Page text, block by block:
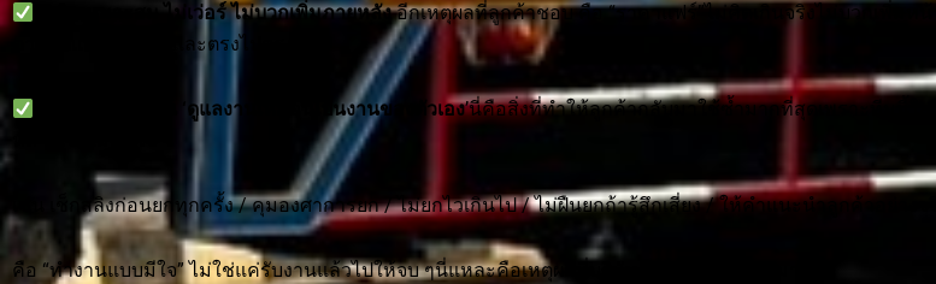
ราคาเหมาะสม ไม่เว่อร์ ไม่บวกเพิ่มภายหลังอีกเหตุผลที่ลูกค้าชอบ คือ “ราคาแฟร์”ไม่คิดเกินจริงไม่บวกเพิ่มห
ตามรูปแบบงานจริงและตรงไปตรงมา
เพราะพิชยาเครน ‘ดูแลงานเหมือนเป็นงานของตัวเอง’นี่คือสิ่งที่ทำให้ลูกค้ากลับมาใช้ซ้ำมากที่สุดเพราะทีมนี้ใส่
เช่น เช็กสลิงก่อนยกทุกครั้ง / คุมองศาการยก / ไม่ยกไวเกินไป / ไม่ฝืนยกถ้ารู้สึกเสี่ยง / ให้คำแนะนำลูกค้าอย่างจริ
คือ “ทำงานแบบมีใจ” ไม่ใช่แค่รับงานแล้วไปให้จบ ๆนี่แหละคือเหตุผลที่บริษัทต่าง ๆ ไว้ใจเสมอมา